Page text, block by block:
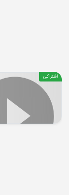
اشتراکی